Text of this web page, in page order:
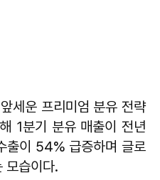
세운 프리미엄 분유 전략
1분기 분유 매출이 전년
출이 54% 급증하며 글로
모습이다.